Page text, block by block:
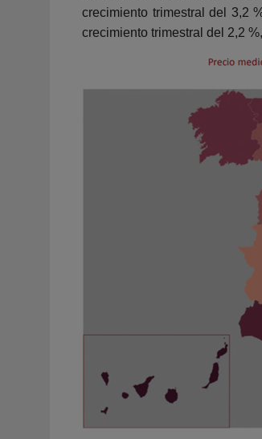
crecimiento trimestral del 3,2
crecimiento trimestral del 2,2